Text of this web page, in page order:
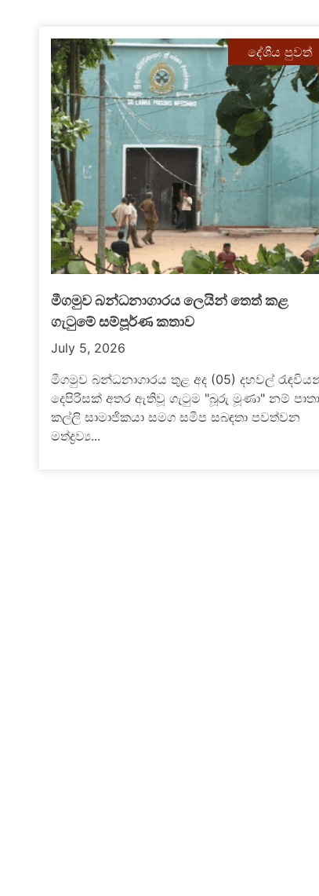
දේශීය පුවත්
එකම පවුලේ පිරිසක් ගමන්ගත් ත්‍රිරෝද රථයක්
බසයක ගැටෙයි – දෙදෙනෙක් මරුට
July 2, 2026
ගාල්ල - කොළඹ ප්‍රධාන මාර්ගයේ පයාගල,
කටුකුරුන්ද ප්‍රදේශයේ බස් රථයක් හා ත්‍රීවිල් රථයක්
මුහුණට මුහුණ ගැටීමෙන් ත්‍රීවිල් රථයේ ගමන් ගත්
කාන්තාවක්...